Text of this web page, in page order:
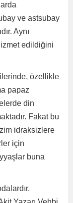
ve astsubay
Aynı
edildiğini
özellikle
papaz
din
Fakat bu
idraksizlere
için
buna